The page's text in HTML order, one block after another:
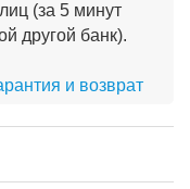
(за 5 минут
другой банк).
и возврат